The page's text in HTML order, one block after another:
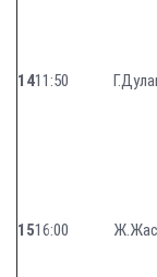
1411:50
1516:00